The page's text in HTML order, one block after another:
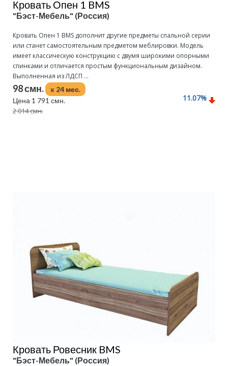
Кровать Опен 1 BMS
"Бэст-Мебель" (Россия)
Кровать Опен 1 BMS дополнит другие предметы спальной серии
или станет самостоятельным предметом меблировки. Модель
имеет классическую конструкцию с двумя широкими опорными
спинками и отличается простым функциональным дизайном.
Выполненная из ЛДСП ...
98 смн.
x 24 мес.
Цена 1 791 смн.
2 014 смн.
11.07%
Кровать Ровесник BMS
"Бэст-Мебель" (Россия)